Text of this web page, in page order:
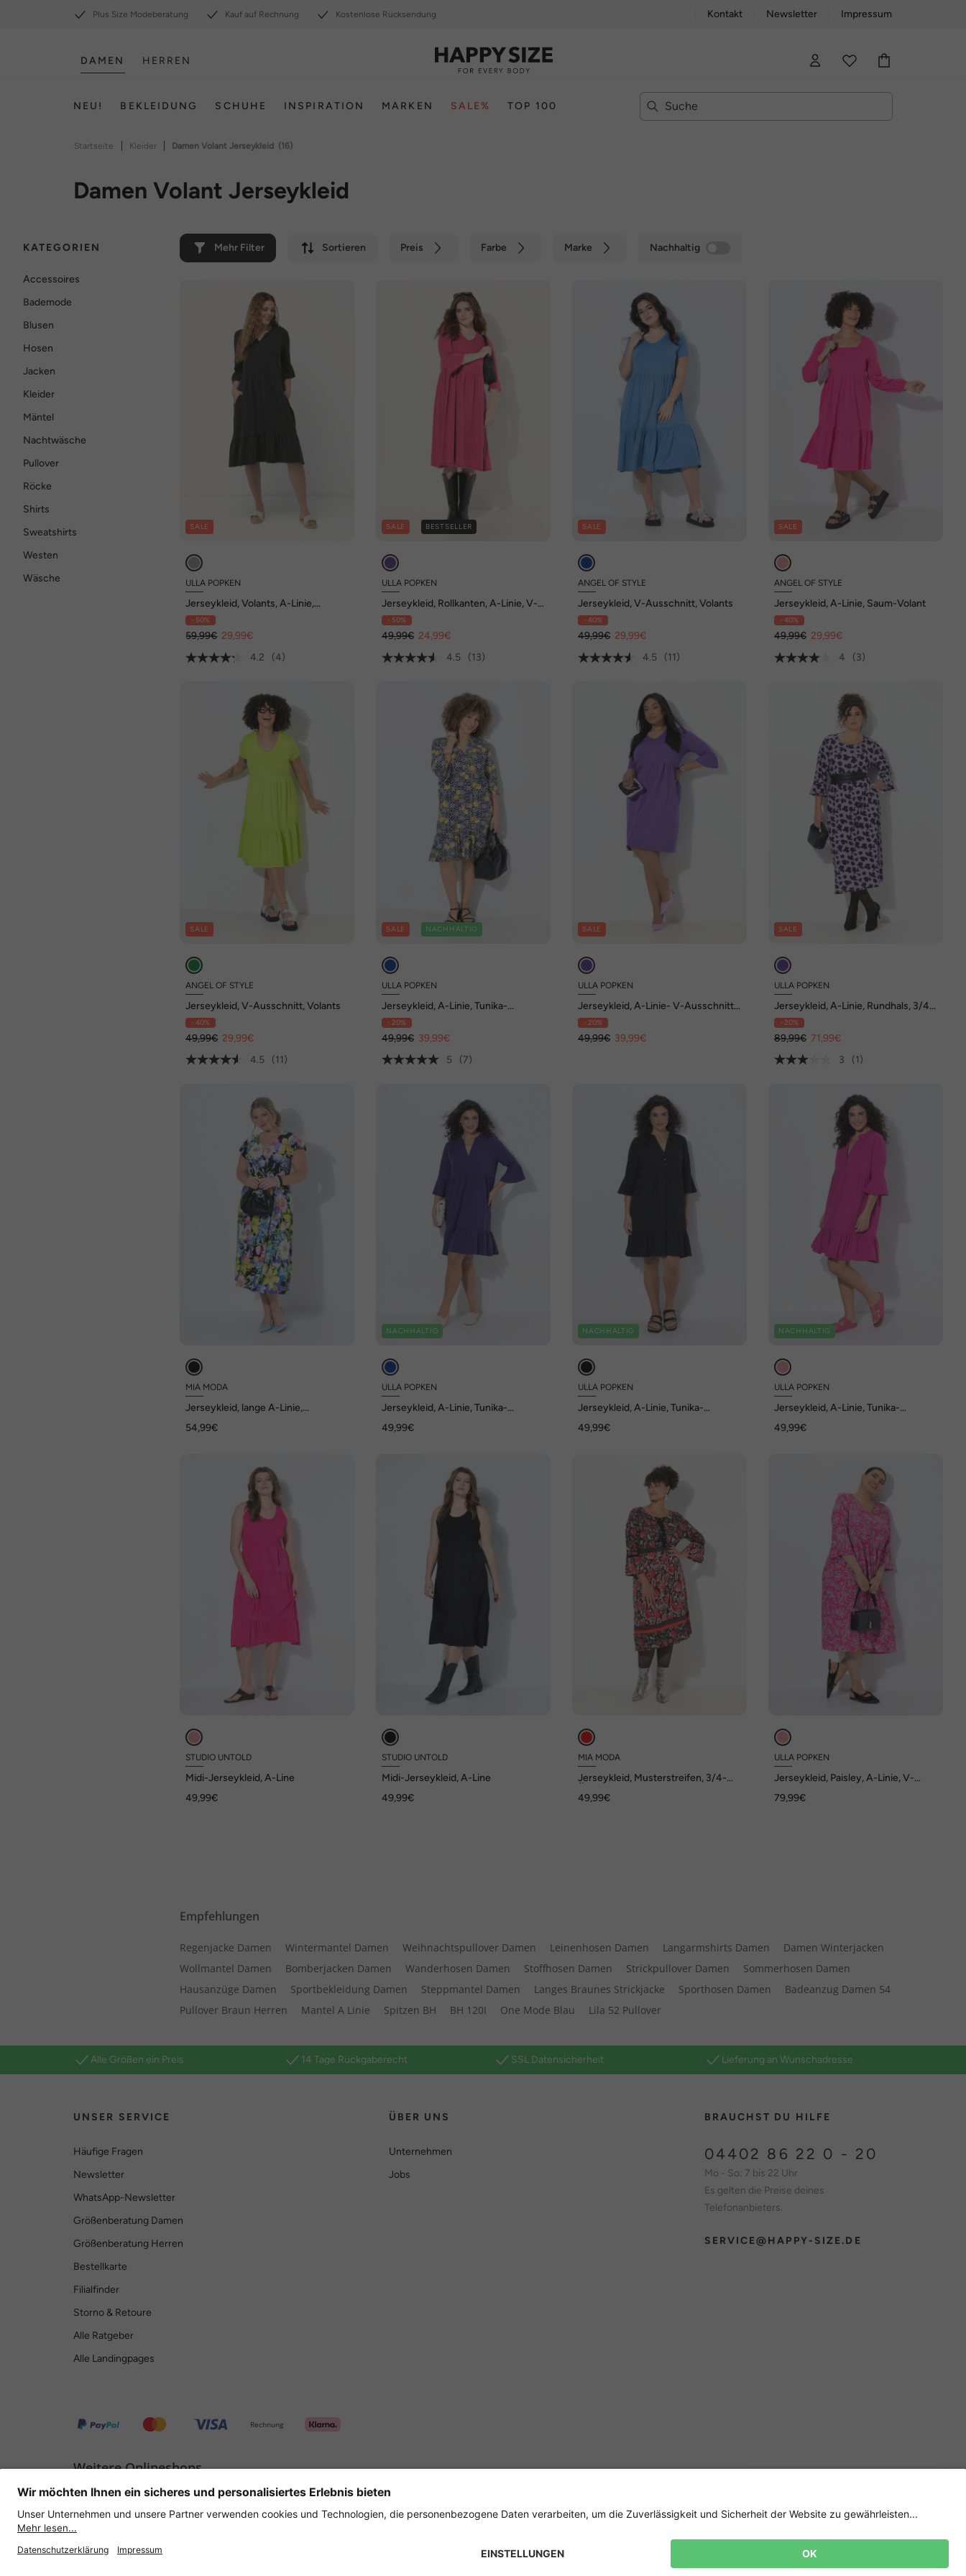
Plus Size Modeberatung Kauf auf Rechnung Kostenlose Rücksendung Kontakt Newsletter Impressum
DAMEN HERREN
NEU! BEKLEIDUNG SCHUHE INSPIRATION MARKEN SALE% TOP 100
Startseite | Kleider | Damen Volant Jerseykleid (16)
Damen Volant Jerseykleid
KATEGORIEN Mehr Filter Sortieren Preis Farbe Marke Nachhaltig
Accessoires
Bademode
Blusen
Hosen
Jacken
Kleider
Mäntel
Nachtwäsche
Pullover
Röcke
Shirts
Sweatshirts
Westen
Wäsche
SALE
ULLA POPKEN
Jerseykleid, Volants, A-Linie,
Tunika-Ausschnitt, 3/4-Arm
- 50%
59,99€ 29,99€
4.2
(4)
SALE BESTSELLER
ULLA POPKEN
Jerseykleid, Rollkanten, A-Linie, V-
Ausschnitt, 3/4-Arm
- 50%
49,99€ 24,99€
4.5
(13)
SALE
ANGEL OF STYLE
Jerseykleid, V-Ausschnitt, Volants
- 40%
49,99€ 29,99€
4.5
(11)
SALE
ANGEL OF STYLE
Jerseykleid, A-Linie, Saum-Volant
- 40%
49,99€ 29,99€
4
(3)
SALE
ANGEL OF STYLE
Jerseykleid, V-Ausschnitt, Volants
- 40%
49,99€ 29,99€
4.5
(11)
SALE NACHHALTIG
ULLA POPKEN
Jerseykleid, A-Linie, Tunika-
Ausschnitt, 3/4-Arm
- 20%
49,99€ 39,99€
5
(7)
SALE
ULLA POPKEN
Jerseykleid, A-Linie- V-Ausschnitt,
3/4-Volantarm
- 20%
49,99€ 39,99€
SALE
ULLA POPKEN
Jerseykleid, A-Linie, Rundhals, 3/4-
Volantärmel
- 20%
89,99€ 71,99€
3
(1)
MIA MODA
Jerseykleid, lange A-Linie,
54,99€
NACHHALTIG
ULLA POPKEN
Jerseykleid, A-Linie, Tunika-
49,99€
NACHHALTIG
ULLA POPKEN
Jerseykleid, A-Linie, Tunika-
49,99€
NACHHALTIG
ULLA POPKEN
Jerseykleid, A-Linie, Tunika-
49,99€
STUDIO UNTOLD
Midi-Jerseykleid, A-Line
49,99€
STUDIO UNTOLD
Midi-Jerseykleid, A-Line
49,99€
MIA MODA
Jerseykleid, Musterstreifen, 3/4-
49,99€
ULLA POPKEN
Jerseykleid, Paisley, A-Linie, V-
79,99€
Empfehlungen
Regenjacke Damen Wintermantel Damen Weihnachtspullover Damen Leinenhosen Damen Langarmshirts Damen
Damen Winterjacken
Wollmantel Damen
Bomberjacken Damen Wanderhosen Damen Stoffhosen Damen Strickpullover Damen
Sommerhosen Damen
Hausanzüge Damen
Sportbekleidung Damen Steppmantel Damen Langes Braunes Strickjacke Sporthosen Damen
Badeanzug Damen 54
Pullover Braun Herren
Mantel A Linie Spitzen BH BH 120I One Mode Blau Lila 52 Pullover
Alle Größen ein Preis 14 Tage Rückgaberecht SSL Datensicherheit Lieferung an Wunschadresse
UNSER SERVICE
Häufige Fragen
Newsletter
WhatsApp-Newsletter
Größenberatung Damen
Größenberatung Herren
Bestellkarte
Filialfinder
Storno & Retoure
Alle Ratgeber
Alle Landingpages
ÜBER UNS
Unternehmen
Jobs
BRAUCHST DU HILFE
04402 86 22 0 - 20
Mo - So: 7 bis 22 Uhr
Es gelten die Preise deines
Telefonanbieters.
SERVICE@HAPPY-SIZE.DE
Rechnung
Weitere Onlineshops
Deutschland Sicher einkaufen mit
Jetzt
anmelden
und 15%
Rabatt sichern! 👈
Zur Anmeldung